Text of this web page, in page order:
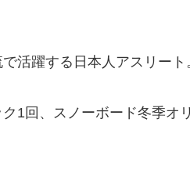
活躍する日本人アスリート
1回、スノーボード冬季オ